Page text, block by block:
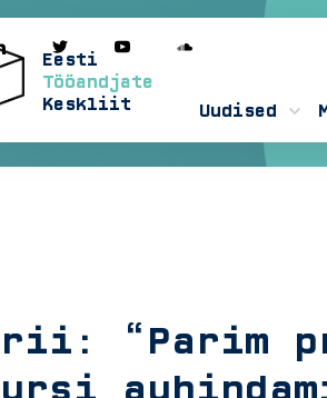
Eesti
Tööandjate
Keskliit
Uudised
“Parim